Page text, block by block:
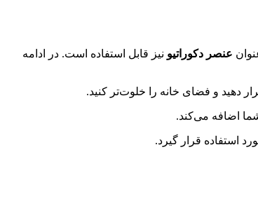
عنصر دکوراتیو نیز قابل استفاده است. در ادامه
دهید و فضای خانه را خلوت‌تر کنید.
اضافه می‌کند.
استفاده قرار گیرد.